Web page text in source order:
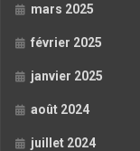
mars 2025
février 2025
janvier 2025
août 2024
juillet 2024